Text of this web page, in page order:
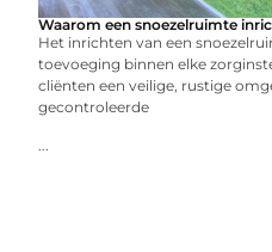
Waarom een snoezelruimte
Het inrichten van een
toevoeging binnen elke
cliënten een veilige, rustige
gecontroleerde
...